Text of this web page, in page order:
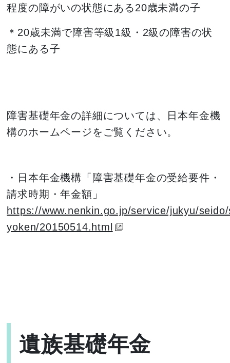
程度の障がいの状態にある20歳未満の子
＊20歳未満で障害等級1級・2級の障害の状
態にある子
障害基礎年金の詳細については、日本年金機
構のホームページをご覧ください。
・日本年金機構「障害基礎年金の受給要件・
請求時期・年金額」
https://www.nenkin.go.jp/service/jukyu/
yoken/20150514.html
遺族基礎年金